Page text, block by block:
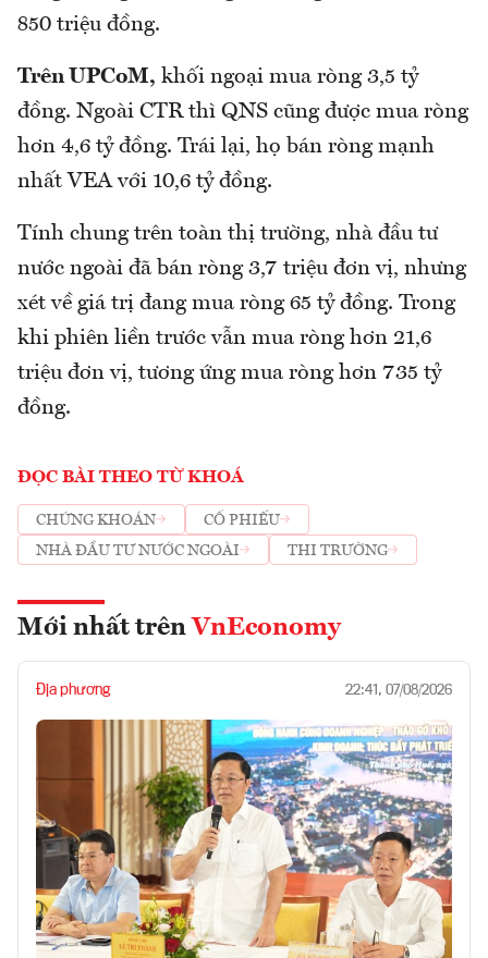
850 triệu đồng.
Trên UPCoM, khối ngoại mua ròng 3,5 tỷ
đồng. Ngoài CTR thì QNS cũng được mua ròng
hơn 4,6 tỷ đồng. Trái lại, họ bán ròng mạnh
nhất VEA với 10,6 tỷ đồng.
Tính chung trên toàn thị trường, nhà đầu tư
nước ngoài đã bán ròng 3,7 triệu đơn vị, nhưng
xét về giá trị đang mua ròng 65 tỷ đồng. Trong
khi phiên liền trước vẫn mua ròng hơn 21,6
triệu đơn vị, tương ứng mua ròng hơn 735 tỷ
đồng.
ĐỌC BÀI THEO TỪ KHOÁ
CHỨNG KHOÁN
CỔ PHIẾU
NHÀ ĐẦU TƯ NƯỚC NGOÀI
THI TRƯỜNG
Mới nhất trên VnEconomy
Địa phương 22:41, 07/08/2026